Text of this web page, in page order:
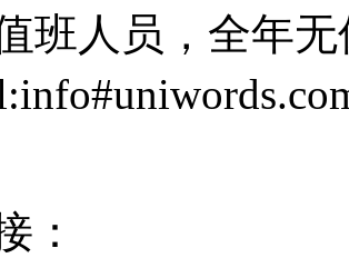
班人员，全年无
：